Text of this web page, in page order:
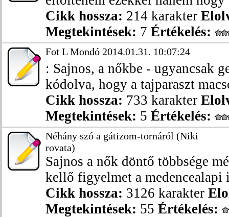
Cikk hossza: 214 karakter
Megtekintések: 7 Értékelés:
Fot L Mondó 2014.01.31. 10:07:24
: Sajnos, a nőkbe - ugyancsak
kódolva, hogy a tajparaszt
Cikk hossza: 733 karakter
Megtekintések: 5 Értékelés:
Néhány szó a gátizom-tornáról (Niki
rovata)
Sajnos a nők döntő többsége
kellő figyelmet a medencealapi
Cikk hossza: 3126 karakter
Megtekintések: 55 Értékelés: